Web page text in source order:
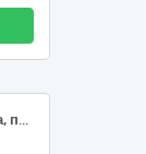
Друкована художня, науково-пізнавальна, публіцистична література для поповнення бібліотечного фонду